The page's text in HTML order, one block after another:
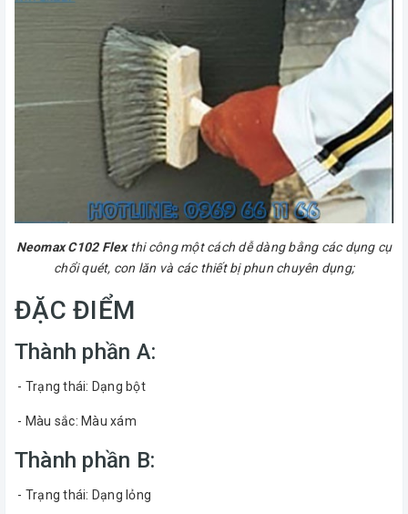
Neomax C102 Flexthi công một cách dễ dàng bằng các dụng cụ
chổi quét, con lăn và các thiết bị phun chuyên dụng;
ĐẶC ĐIỂM
Thành phần A:
- Trạng thái: Dạng bột
- Màu sắc: Màu xám
Thành phần B:
- Trạng thái: Dạng lỏng